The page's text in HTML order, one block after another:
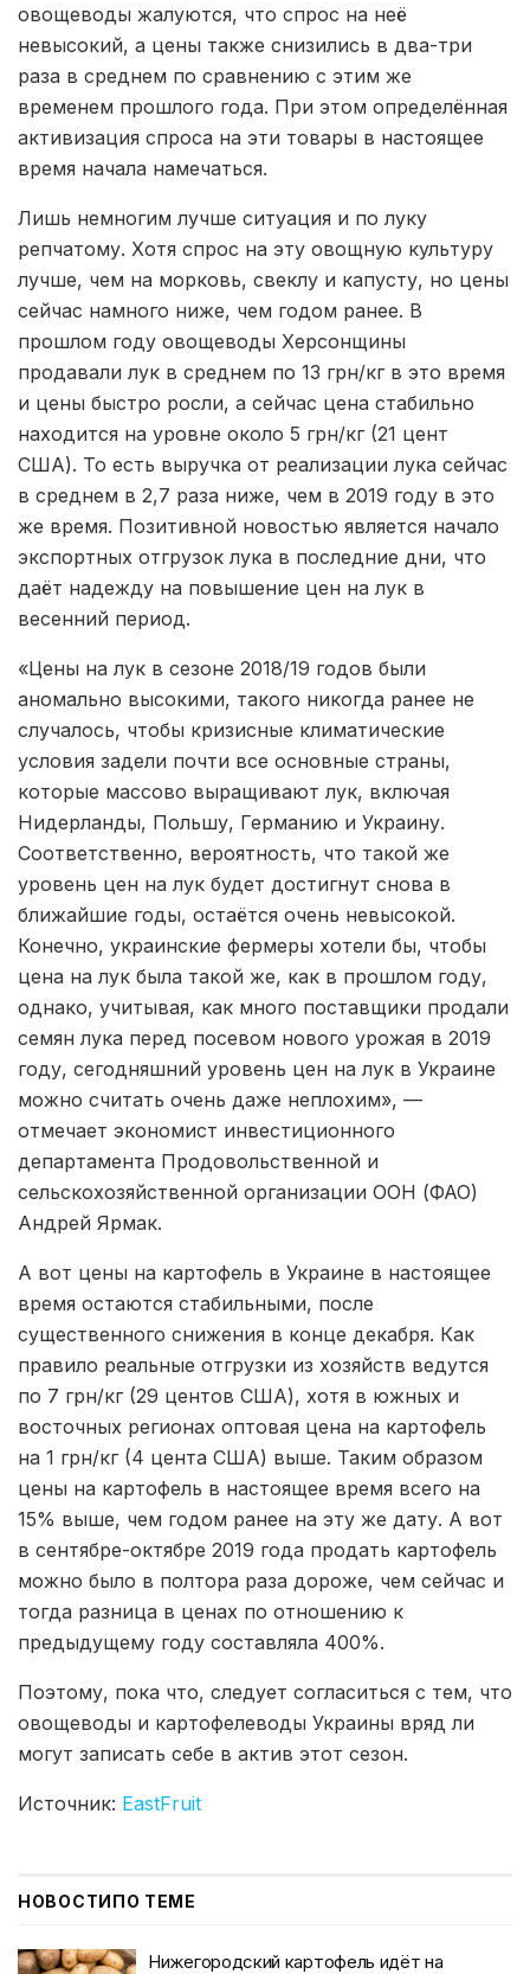
овощеводы жалуются, что спрос на неё
невысокий, а цены также снизились в два-три
раза в среднем по сравнению с этим же
временем прошлого года. При этом определённая
активизация спроса на эти товары в настоящее
время начала намечаться.
Лишь немногим лучше ситуация и по луку
репчатому. Хотя спрос на эту овощную культуру
лучше, чем на морковь, свеклу и капусту, но цены
сейчас намного ниже, чем годом ранее. В
прошлом году овощеводы Херсонщины
продавали лук в среднем по 13 грн/кг в это время
и цены быстро росли, а сейчас цена стабильно
находится на уровне около 5 грн/кг (21 цент
США). То есть выручка от реализации лука сейчас
в среднем в 2,7 раза ниже, чем в 2019 году в это
же время. Позитивной новостью является начало
экспортных отгрузок лука в последние дни, что
даёт надежду на повышение цен на лук в
весенний период.
«Цены на лук в сезоне 2018/19 годов были
аномально высокими, такого никогда ранее не
случалось, чтобы кризисные климатические
условия задели почти все основные страны,
которые массово выращивают лук, включая
Нидерланды, Польшу, Германию и Украину.
Соответственно, вероятность, что такой же
уровень цен на лук будет достигнут снова в
ближайшие годы, остаётся очень невысокой.
Конечно, украинские фермеры хотели бы, чтобы
цена на лук была такой же, как в прошлом году,
однако, учитывая, как много поставщики продали
семян лука перед посевом нового урожая в 2019
году, сегодняшний уровень цен на лук в Украине
можно считать очень даже неплохим», —
отмечает экономист инвестиционного
департамента Продовольственной и
сельскохозяйственной организации ООН (ФАО)
Андрей Ярмак.
А вот цены на картофель в Украине в настоящее
время остаются стабильными, после
существенного снижения в конце декабря. Как
правило реальные отгрузки из хозяйств ведутся
по 7 грн/кг (29 центов США), хотя в южных и
восточных регионах оптовая цена на картофель
на 1 грн/кг (4 цента США) выше. Таким образом
цены на картофель в настоящее время всего на
15% выше, чем годом ранее на эту же дату. А вот
в сентябре-октябре 2019 года продать картофель
можно было в полтора раза дороже, чем сейчас и
тогда разница в ценах по отношению к
предыдущему году составляла 400%.
Поэтому, пока что, следует согласиться с тем, что
овощеводы и картофелеводы Украины вряд ли
могут записать себе в актив этот сезон.
Источник: EastFruit
НОВОСТИПО ТЕМЕ
Нижегородский картофель идёт на